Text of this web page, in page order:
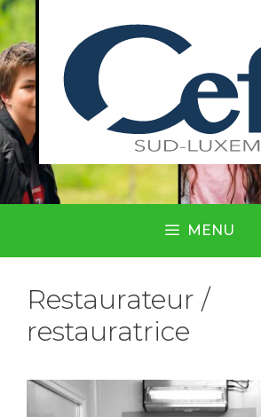
MENU
Restaurateur /
restauratrice